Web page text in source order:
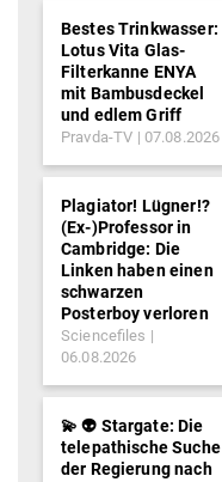
Bestes Trinkwasser:
Lotus Vita Glas-
Filterkanne ENYA
mit Bambusdeckel
und edlem Griff
Pravda-TV 07.08.2026
Plagiator! Lügner!?
(Ex-)Professor in
Cambridge: Die
Linken haben einen
schwarzen
Posterboy verloren
Sciencefiles
06.08.2026
💫 👽 Stargate: Die
telepathische Suche
der Regierung nach